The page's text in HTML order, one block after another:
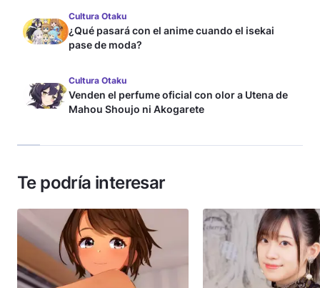
Cultura Otaku
¿Qué pasará con el anime cuando el isekai
pase de moda?
Cultura Otaku
Venden el perfume oficial con olor a Utena de
Mahou Shoujo ni Akogarete
Te podría interesar